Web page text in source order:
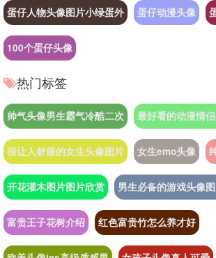
蛋仔人物头像图片小绿蛋外 蛋仔动漫头像
100个蛋仔头像
热门标签
帅气头像男生霸气冷酷二次 最好看的动漫情
很让人舒服的女生头像图片 女生emo头像
开花灌木图片图片欣赏 男生必备的游戏头像
富贵王子花树介绍 红色富贵竹怎么养才好